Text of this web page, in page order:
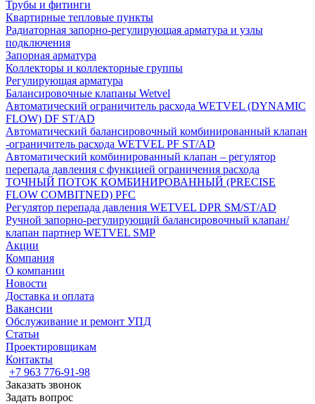
Трубы и фитинги
Квартирные тепловые пункты
Радиаторная запорно-регулирующая арматура и узлы
подключения
Запорная арматура
Коллекторы и коллекторные группы
Регулирующая арматура
Балансировочные клапаны Wetvel
Автоматический ограничитель расхода WETVEL (DYNAMIC
FLOW) DF ST/AD
Автоматический балансировочный комбинированный клапан
-ограничитель расхода WETVEL PF ST/AD
Автоматический комбинированный клапан – регулятор
перепада давления с функцией ограничения расхода
ТОЧНЫЙ ПОТОК КОМБИНИРОВАННЫЙ (PRECISE
FLOW COMBIТNED) PFC
Регулятор перепада давления WETVEL DPR SM/ST/AD
Ручной запорно-регулирующий балансировочный клапан/
клапан партнер WETVEL SMP
Акции
Компания
О компании
Новости
Доставка и оплата
Вакансии
Обслуживание и ремонт УПД
Статьи
Проектировщикам
Контакты
+7 963 776-91-98
Заказать звонок
Задать вопрос